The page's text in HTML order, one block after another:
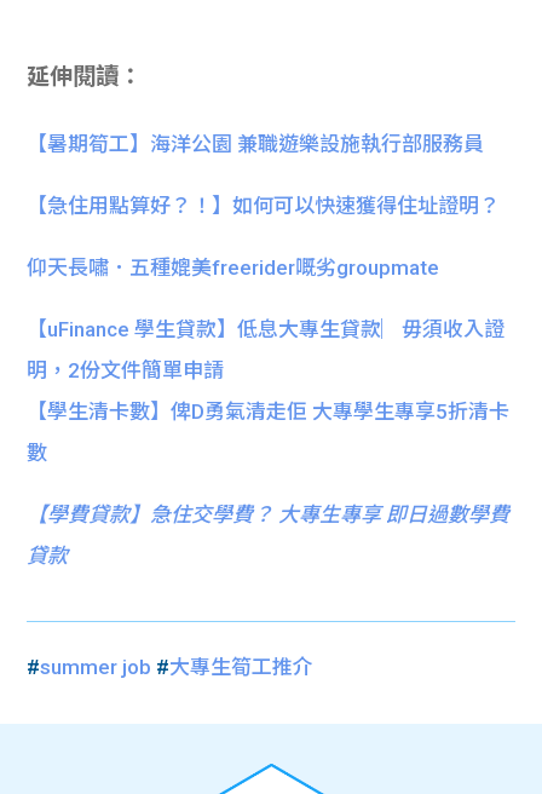
延伸閱讀：
【暑期筍工】海洋公園 兼職遊樂設施執行部服務員
【急住用點算好？！】如何可以快速獲得住址證明？
仰天長嘯．五種媲美freerider嘅劣groupmate
【uFinance 學生貸款】低息大專生貸款︳毋須收入證
明，2份文件簡單申請
【學生清卡數】俾D勇氣清走佢 大專學生專享5折清卡
數
【學費貸款】急住交學費？ 大專生專享 即日過數學費
貸款
#summer job #大專生筍工推介